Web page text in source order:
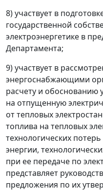
8) участвует в
государственной
электроэнергетике в
Департамента;
9) участвует в
энергоснабжающими
расчету и обоснованию
на отпущенную
от тепловых
топлива на тепловых
технологических
энергии,
при ее передаче по
представляет
предложения по их